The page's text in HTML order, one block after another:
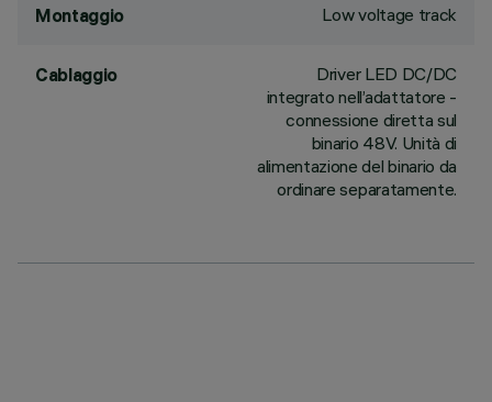
Montaggio Low voltage track
Cablaggio
Driver LED DC/DC
integrato nell’adattatore -
connessione diretta sul
binario 48V. Unità di
alimentazione del binario da
ordinare separatamente.